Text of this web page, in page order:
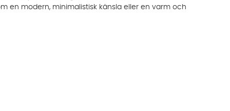
en modern, minimalistisk känsla eller en varm och